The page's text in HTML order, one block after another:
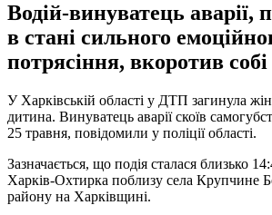
Водій-винуватець аварії,
в стані сильного
потрясіння, вкоротив собі
У Харківській області у ДТП загинула
дитина. Винуватець аварії скоїв
25 травня, повідомили у поліції області.
Зазначається, що подія сталася близько
Харків-Охтирка поблизу села Крупчине
району на Харківщині.